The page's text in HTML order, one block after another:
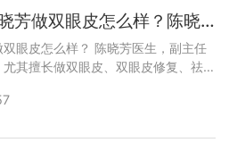
北京朝阳医院陈晓芳做双眼皮怎么样？陈晓芳双眼皮在线预约
眼皮怎么样？ 陈晓芳医生，副主任
其擅长做双眼皮、双眼皮修复、祛眼
拨打400-616-6769，详细沟通。